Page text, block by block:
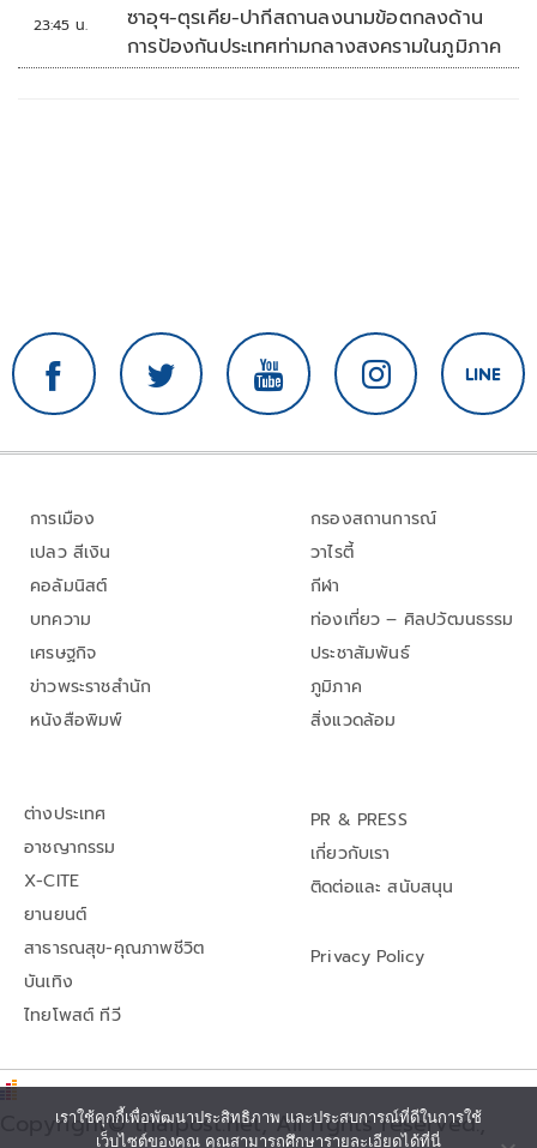
23:45 น.
ซาอุฯ-ตุรเคีย-ปากีสถานลงนามข้อตกลงด้าน
การป้องกันประเทศท่ามกลางสงครามในภูมิภาค
การเมือง
เปลว สีเงิน
คอลัมนิสต์
บทความ
เศรษฐกิจ
ข่าวพระราชสำนัก
หนังสือพิมพ์
กรองสถานการณ์
วาไรตี้
กีฬา
ท่องเที่ยว – ศิลปวัฒนธรรม
ประชาสัมพันธ์
ภูมิภาค
สิ่งแวดล้อม
ต่างประเทศ
อาชญากรรม
X-CITE
ยานยนต์
สาธารณสุข-คุณภาพชีวิต
บันเทิง
ไทยโพสต์ ทีวี
PR & PRESS
เกี่ยวกับเรา
ติดต่อและ สนับสนุน
Privacy Policy
Copyright© thaipost.net, All rights reserved.,
เราใช้คุกกี้เพื่อพัฒนาประสิทธิภาพ และประสบการณ์ที่ดีในการใช้
เว็บไซต์ของคุณ คุณสามารถศึกษารายละเอียดได้ที่นี่